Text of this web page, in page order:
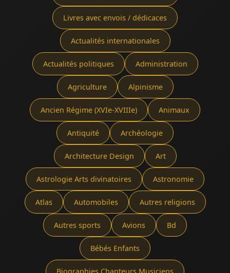
Livres avec envois / dédicaces
Actualités internationales
Actualités politiques Administration
Agriculture Alpinisme
Ancien Régime (XVIe-XVIIIe) Animaux
Antiquité Archéologie
Architecture Design Art
Astrologie Arts divinatoires Astronomie
Atlas Automobiles Autres religions
Autres sports Avions Bd
Bébés Enfants